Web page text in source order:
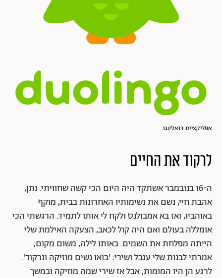
אפליקציית דואלינגו
לרקוד את החיים
ה-16 בנובמבר אשתקד היה היום הכי קשה שחוויתי. נתן,
אהבת חיי, נשם את נשימותיו האחרונות בבית, מוקף
באוהביו, ואז בא אמבולנס ולקח לי אותו לתמיד. הרגשתי הכי
אומללה בעולם ואם היה קול לכאב, הצעקה האילמת שלי
הייתה מפלחת את השמים.באותו לילה, משום מקום,
אמרתי לבנות שלי ענבל ושירי: 'בואו נשים מוזיקה ונרקוד'.
לרגע הן היו המומות, אבל אז שירי שמה מוזיקה ובמשך